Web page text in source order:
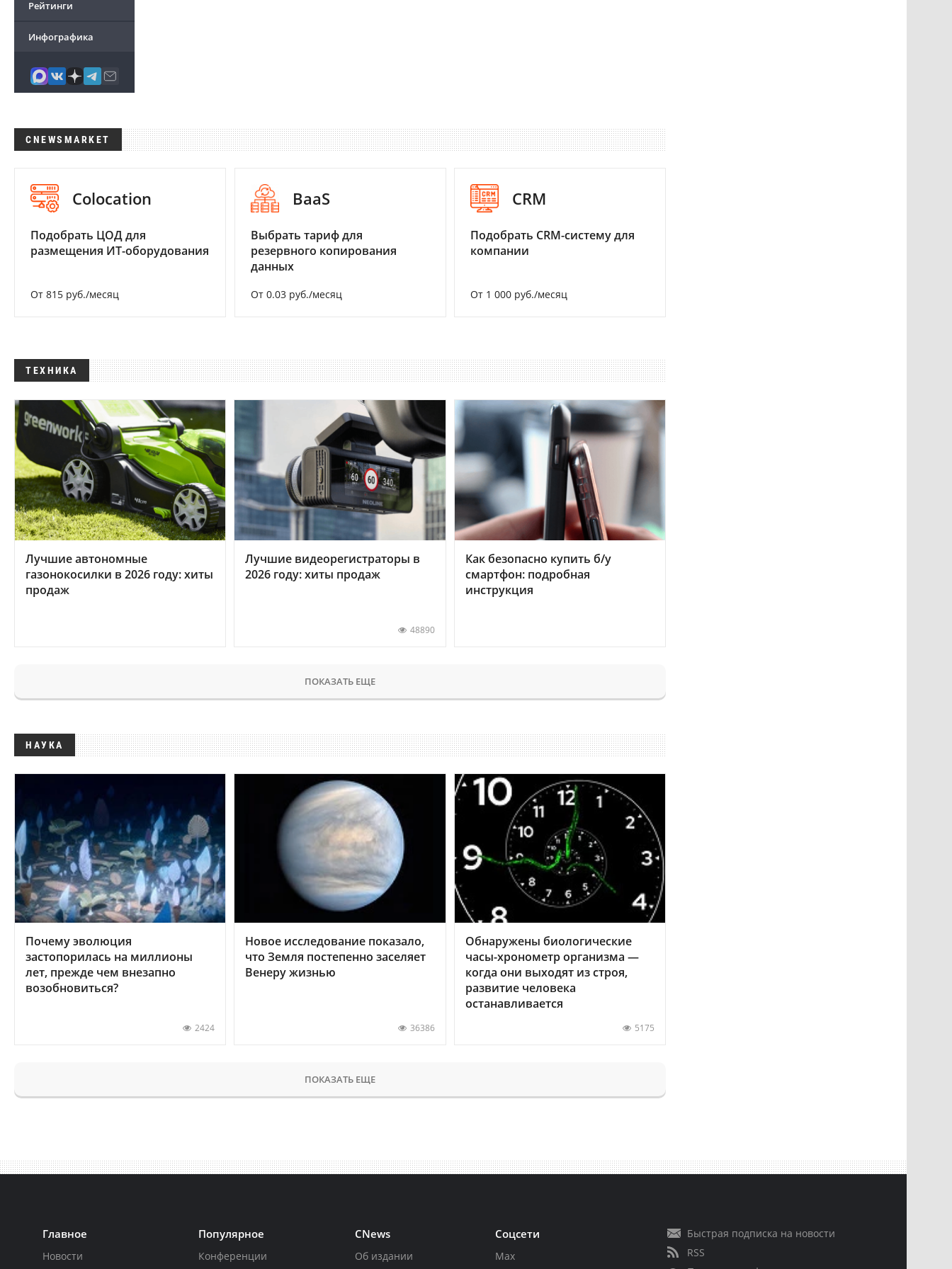
Рейтинги
Инфографика
CNEWSMARKET
Colocation
Подобрать ЦОД для
размещения ИТ-оборудования
От 815 руб./месяц
BaaS
Выбрать тариф для
резервного копирования
данных
От 0.03 руб./месяц
CRM
Подобрать CRM-систему для
компании
От 1 000 руб./месяц
ТЕХНИКА
Лучшие автономные
газонокосилки в 2026 году: хиты
продаж
Лучшие видеорегистраторы в
2026 году: хиты продаж
48890
Как безопасно купить б/у
смартфон: подробная
инструкция
ПОКАЗАТЬ ЕЩЕ
НАУКА
Почему эволюция
застопорилась на миллионы
лет, прежде чем внезапно
возобновиться?
2424
Новое исследование показало,
что Земля постепенно заселяет
Венеру жизнью
36386
Обнаружены биологические
часы-хронометр организма —
когда они выходят из строя,
развитие человека
останавливается
5175
ПОКАЗАТЬ ЕЩЕ
Главное
Новости
Популярное
Конференции
CNews
Об издании
Соцсети
Max
Быстрая подписка на новости
RSS